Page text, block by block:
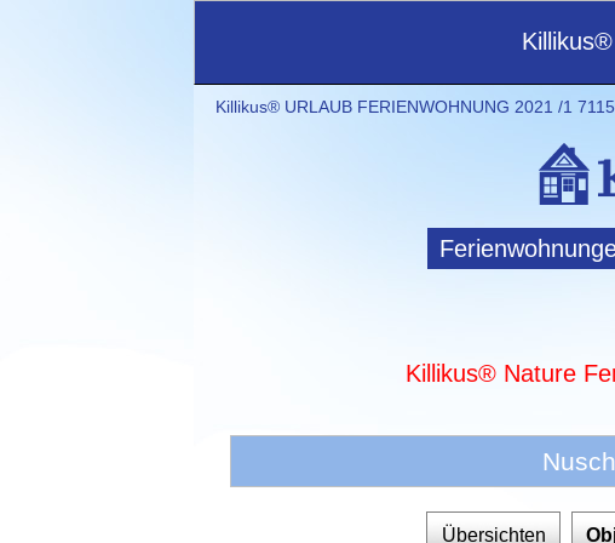
Killikus® URLAUB FERIENWOHNUNG 2021 /1
Killikus® Nature
Übersichten